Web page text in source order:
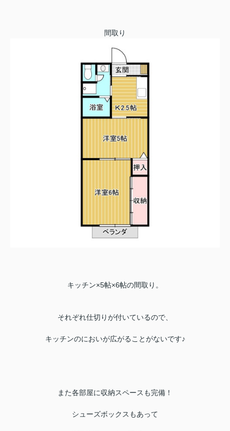
間取り
キッチン×5帖×6帖の間取り。
それぞれ仕切りが付いているので、
キッチンのにおいが広がることがないです♪
また各部屋に収納スペースも完備！
シューズボックスもあって